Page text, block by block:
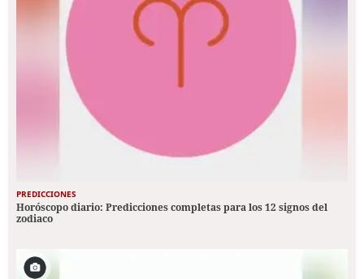
PREDICCIONES
Horóscopo diario: Predicciones completas para los 12 signos del
zodiaco